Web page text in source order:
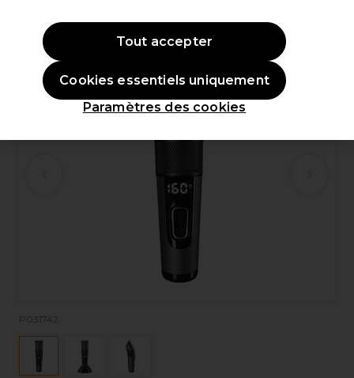
P031742
Paramètres des cookies
Cookies essentiels uniquement
Tout accepter